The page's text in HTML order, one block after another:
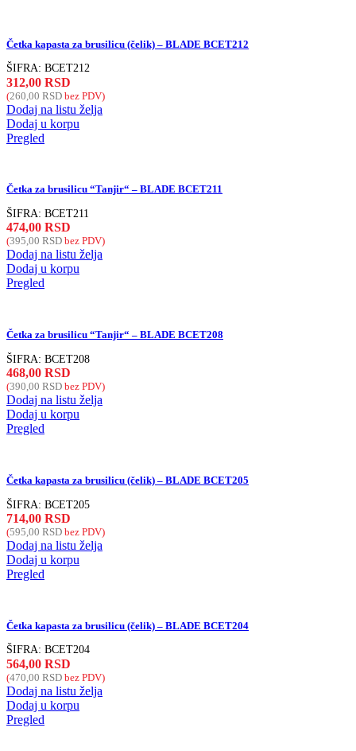
Četka kapasta za brusilicu (čelik) – BLADE BCET212
ŠIFRA: BCET212
312,00 RSD
(260,00 RSD bez PDV)
Dodaj na listu želja
Dodaj u korpu
Pregled
Četka za brusilicu “Tanjir“ – BLADE BCET211
ŠIFRA: BCET211
474,00 RSD
(395,00 RSD bez PDV)
Dodaj na listu želja
Dodaj u korpu
Pregled
Četka za brusilicu “Tanjir“ – BLADE BCET208
ŠIFRA: BCET208
468,00 RSD
(390,00 RSD bez PDV)
Dodaj na listu želja
Dodaj u korpu
Pregled
Četka kapasta za brusilicu (čelik) – BLADE BCET205
ŠIFRA: BCET205
714,00 RSD
(595,00 RSD bez PDV)
Dodaj na listu želja
Dodaj u korpu
Pregled
Četka kapasta za brusilicu (čelik) – BLADE BCET204
ŠIFRA: BCET204
564,00 RSD
(470,00 RSD bez PDV)
Dodaj na listu želja
Dodaj u korpu
Pregled